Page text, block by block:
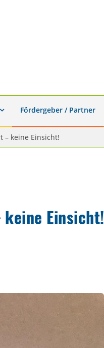
Fördergeber / Partner
– keine Einsicht!
Einsicht!